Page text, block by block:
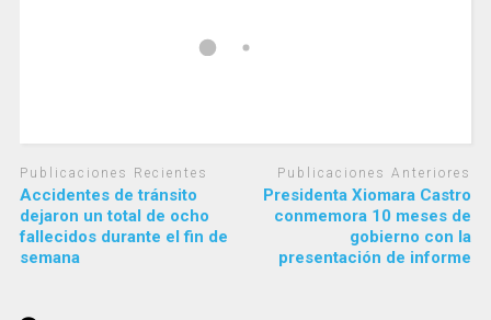
Publicaciones Recientes
Accidentes de tránsito
dejaron un total de ocho
fallecidos durante el fin de
semana
Publicaciones Anteriores
Presidenta Xiomara Castro
conmemora 10 meses de
gobierno con la
presentación de informe